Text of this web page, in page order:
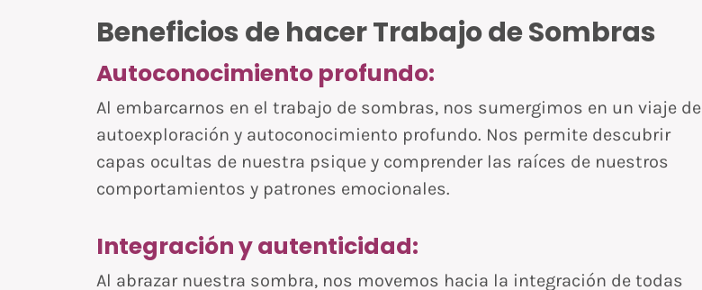
Beneficios de hacer Trabajo de Sombras
Autoconocimiento profundo:
Al embarcarnos en el trabajo de sombras, nos sumergimos en un viaje de
autoexploración y autoconocimiento profundo. Nos permite descubrir
capas ocultas de nuestra psique y comprender las raíces de nuestros
comportamientos y patrones emocionales.
Integración y autenticidad:
Al abrazar nuestra sombra, nos movemos hacia la integración de todas